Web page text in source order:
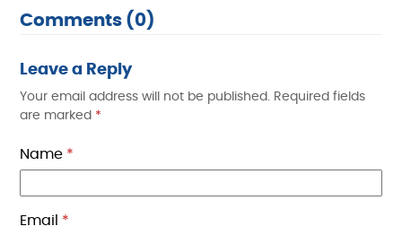
Comments (0)
Leave a Reply
Your email address will not be published. Required fields
are marked *
Name *
Email *